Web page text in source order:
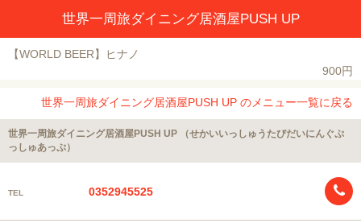
世界一周旅ダイニング居酒屋PUSH UP
【WORLD BEER】ヒナノ
900円
世界一周旅ダイニング居酒屋PUSH UP のメニュー一覧に戻る
世界一周旅ダイニング居酒屋PUSH UP （せかいいっしゅうたびだいにんぐぷ
っしゅあっぷ）
TEL 0352945525